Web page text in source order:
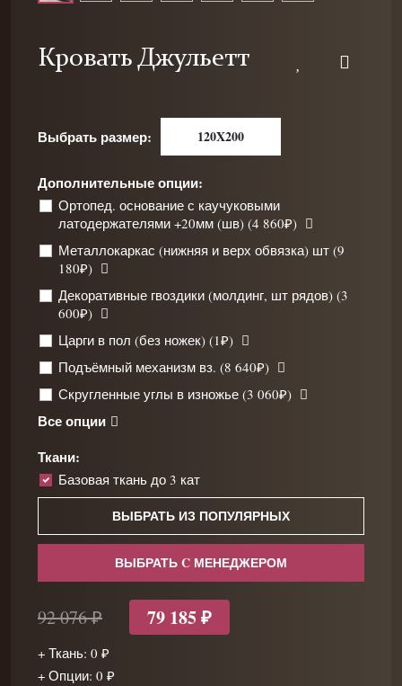
Кровать Джульетт
Выбрать размер: 120X200
Дополнительные опции:
Ортопед. основание с каучуковыми
латодержателями +20мм (шв) (4 860₽)
Металлокаркас (нижняя и верх обвязка) шт (9
180₽)
Декоративные гвоздики (молдинг, шт рядов) (3
600₽)
Царги в пол (без ножек) (1₽)
Подъёмный механизм вз. (8 640₽)
Скругленные углы в изножье (3 060₽)
Все опции
Ткани:
Базовая ткань до 3 кат
ВЫБРАТЬ ИЗ ПОПУЛЯРНЫХ
ВЫБРАТЬ C МЕНЕДЖЕРОМ
92 076 ₽ 79 185 ₽
+ Ткань: 0 ₽
+ Опции: 0 ₽